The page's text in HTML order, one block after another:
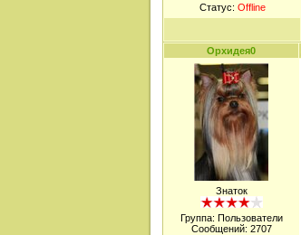
Статус: Offline
Орхидея0
Знаток
Группа: Пользователи
Сообщений: 2707